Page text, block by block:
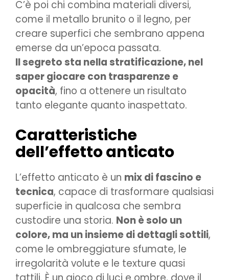
C’è poi chi combina materiali diversi,
come il metallo brunito o il legno, per
creare superfici che sembrano appena
emerse da un’epoca passata.
Il segreto sta nella stratificazione, nel
saper giocare con trasparenze e
opacità, fino a ottenere un risultato
tanto elegante quanto inaspettato.
Caratteristiche
dell’effetto anticato
L’effetto anticato è un mix di fascino e
tecnica, capace di trasformare qualsiasi
superficie in qualcosa che sembra
custodire una storia. Non è solo un
colore, ma un insieme di dettagli sottili,
come le ombreggiature sfumate, le
irregolarità volute e le texture quasi